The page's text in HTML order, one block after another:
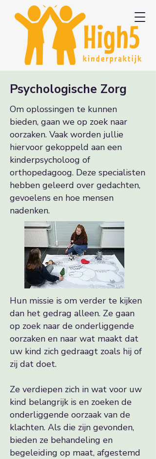
Psychologische Zorg
Om oplossingen te kunnen
bieden, gaan we op zoek naar
oorzaken. Vaak worden jullie
hiervoor gekoppeld aan een
kinderpsycholoog of
orthopedagoog. Deze specialisten
hebben geleerd over gedachten,
gevoelens en hoe mensen
nadenken.
Hun missie is om verder te kijken
dan het gedrag alleen. Ze gaan
op zoek naar de onderliggende
oorzaken en naar wat maakt dat
uw kind zich gedraagt zoals hij of
zij dat doet.
Ze verdiepen zich in wat voor uw
kind belangrijk is en zoeken de
onderliggende oorzaak van de
klachten. Als die zijn gevonden,
bieden ze behandeling en
begeleiding op maat, afgestemd